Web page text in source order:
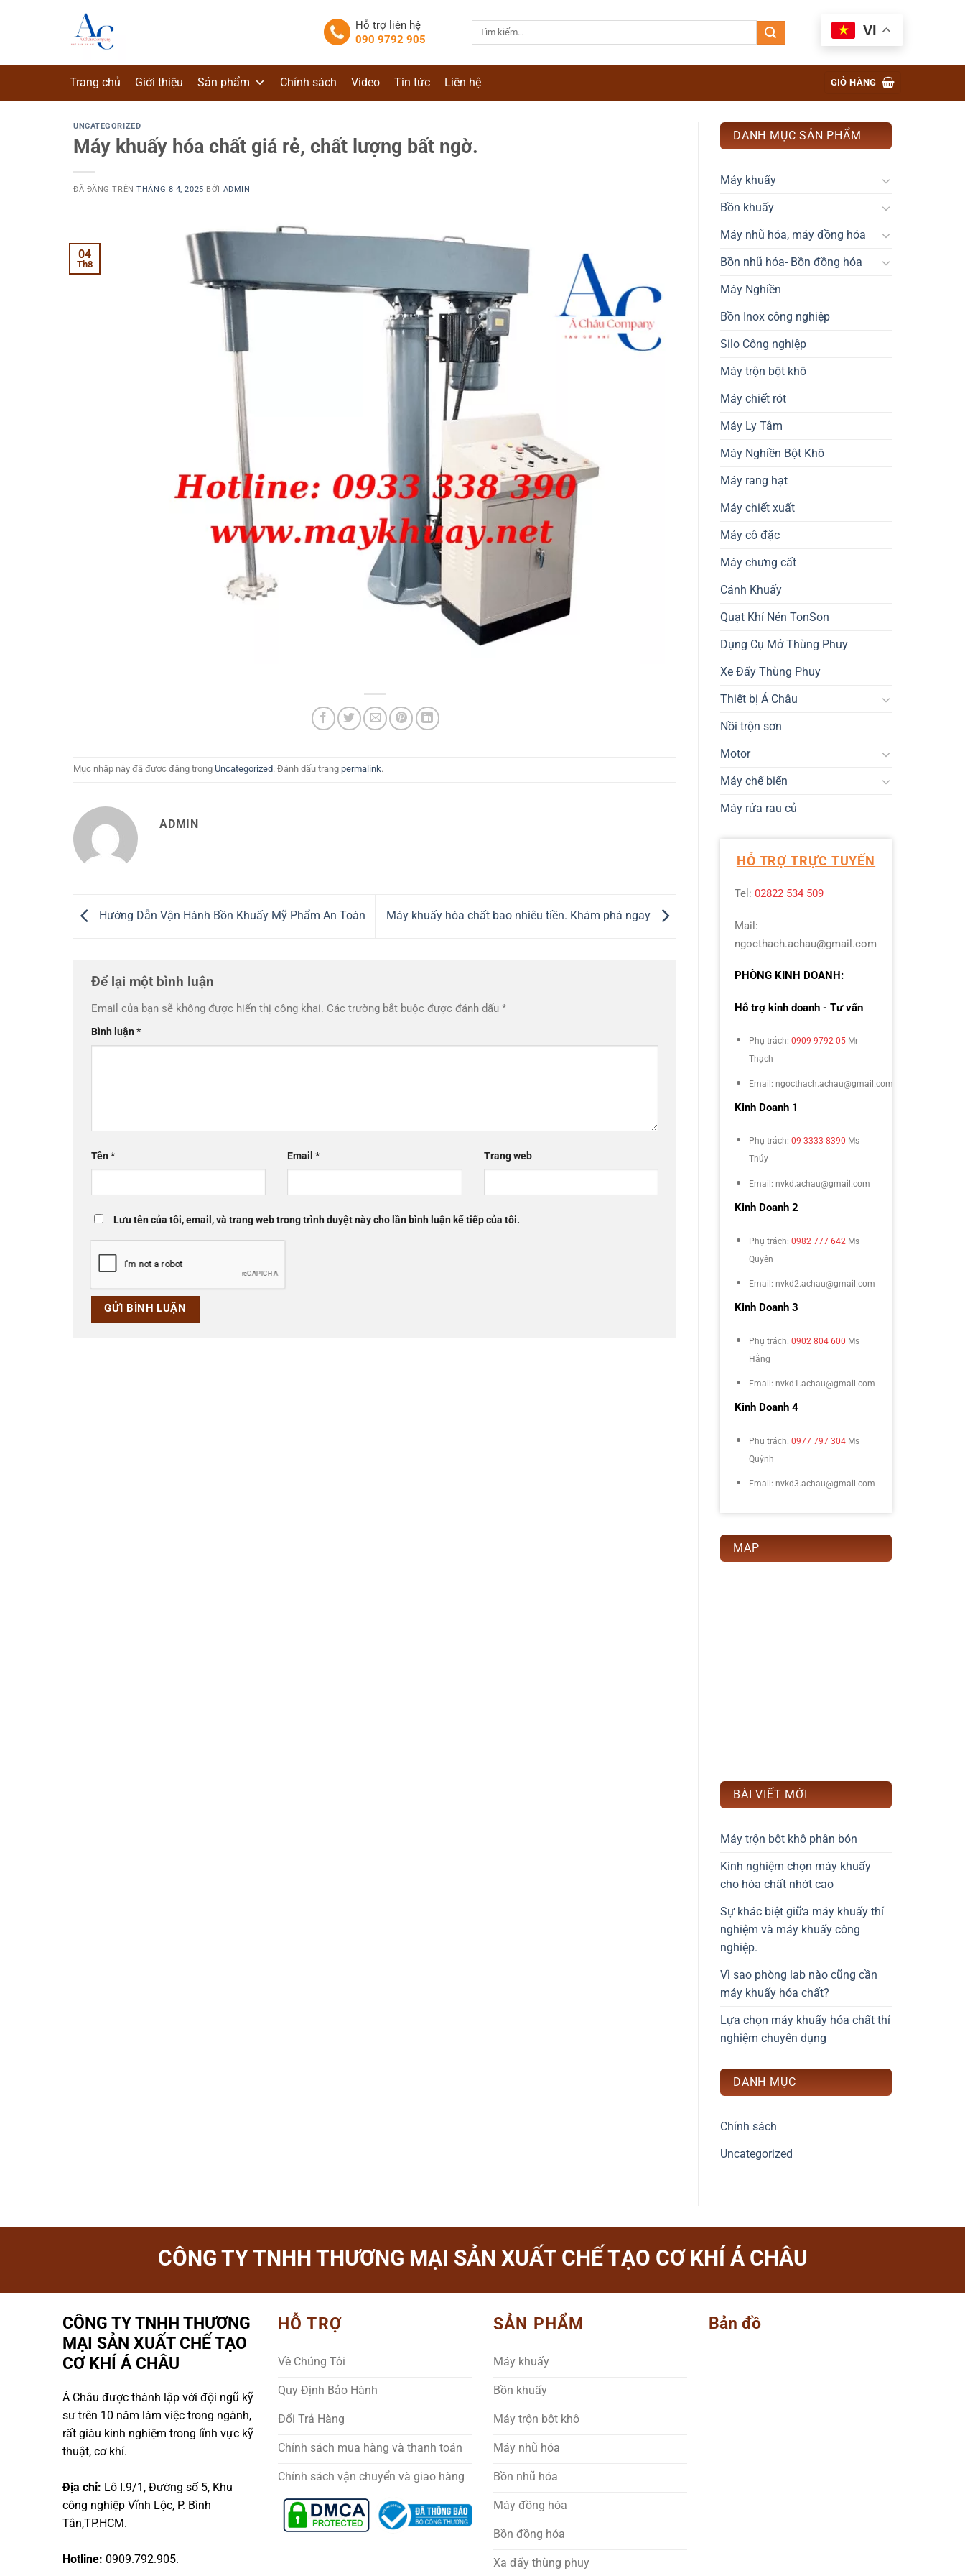
dung
Hỗ trợ liên hệ
090 9792 905
VI
Trang chủ Giới thiệu Sản phẩm Chính sách Video Tin tức Liên hệ GIỎ HÀNG
UNCATEGORIZED
Máy khuấy hóa chất giá rẻ, chất lượng bất ngờ.
ĐÃ ĐĂNG TRÊNTHÁNG 8 4, 2025 BỞI ADMIN
04
Th8
Mục nhập này đã được đăng trong Uncategorized. Đánh dấu trang permalink.
ADMIN
Hướng Dẫn Vận Hành Bồn Khuấy Mỹ Phẩm An Toàn Máy khuấy hóa chất bao nhiêu tiền. Khám phá ngay
Để lại một bình luận
Email của bạn sẽ không được hiển thị công khai. Các trường bắt buộc được đánh dấu *
Bình luận*
Tên* Email* Trang web
Lưu tên của tôi, email, và trang web trong trình duyệt này cho lần bình luận kế tiếp của tôi.
DANH MỤC SẢN PHẨM
Máy khuấy
Bồn khuấy
Máy nhũ hóa, máy đồng hóa
Bồn nhũ hóa- Bồn đồng hóa
Máy Nghiền
Bồn Inox công nghiệp
Silo Công nghiệp
Máy trộn bột khô
Máy chiết rót
Máy Ly Tâm
Máy Nghiền Bột Khô
Máy rang hạt
Máy chiết xuất
Máy cô đặc
Máy chưng cất
Cánh Khuấy
Quạt Khí Nén TonSon
Dụng Cụ Mở Thùng Phuy
Xe Đẩy Thùng Phuy
Thiết bị Á Châu
Nồi trộn sơn
Motor
Máy chế biến
Máy rửa rau củ
HỖ TRỢ TRỰC TUYẾN
Tel: 02822 534 509
Mail:
ngocthach.achau@gmail.com
PHÒNG KINH DOANH:
Hỗ trợ kinh doanh - Tư vấn
Phụ trách: 0909 9792 05 Mr
Thạch
Email: ngocthach.achau@gmail.com
Kinh Doanh 1
Phụ trách: 09 3333 8390 Ms
Thúy
Email: nvkd.achau@gmail.com
Kinh Doanh 2
Phụ trách: 0982 777 642 Ms
Quyên
Email: nvkd2.achau@gmail.com
Kinh Doanh 3
Phụ trách: 0902 804 600 Ms
Hằng
Email: nvkd1.achau@gmail.com
Kinh Doanh 4
Phụ trách: 0977 797 304 Ms
Quỳnh
Email: nvkd3.achau@gmail.com
MAP
BÀI VIẾT MỚI
Máy trộn bột khô phân bón
Kinh nghiệm chọn máy khuấy
cho hóa chất nhớt cao
Sự khác biệt giữa máy khuấy thí
nghiệm và máy khuấy công
nghiệp.
Vì sao phòng lab nào cũng cần
máy khuấy hóa chất?
Lựa chọn máy khuấy hóa chất thí
nghiệm chuyên dụng
DANH MỤC
Chính sách
Uncategorized
CÔNG TY TNHH THƯƠNG MẠI SẢN XUẤT CHẾ TẠO CƠ KHÍ Á CHÂU
CÔNG TY TNHH THƯƠNG
MẠI SẢN XUẤT CHẾ TẠO
CƠ KHÍ Á CHÂU
Á Châu được thành lập với đội ngũ kỹ
sư trên 10 năm làm việc trong ngành,
rất giàu kinh nghiệm trong lĩnh vực kỹ
thuật, cơ khí.
Địa chỉ: Lô I.9/1, Đường số 5, Khu
công nghiệp Vĩnh Lộc, P. Bình
Tân,TP.HCM.
Hotline: 0909.792.905.
HỖ TRỢ
Về Chúng Tôi
Quy Định Bảo Hành
Đổi Trả Hàng
Chính sách mua hàng và thanh toán
Chính sách vận chuyển và giao hàng
SẢN PHẨM
Máy khuấy
Bồn khuấy
Máy trộn bột khô
Máy nhũ hóa
Bồn nhũ hóa
Máy đồng hóa
Bồn đồng hóa
Xa đẩy thùng phuy
Bản đồ